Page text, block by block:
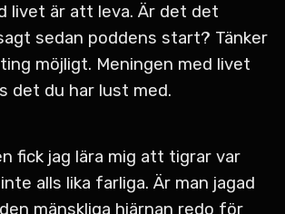
livet är att leva. Är det det
sedan poddens start? Tänker
möjligt. Meningen med livet
det du har lust med.
fick jag lära mig att tigrar var
alls lika farliga. Är man jagad
mänskliga hjärnan redo för